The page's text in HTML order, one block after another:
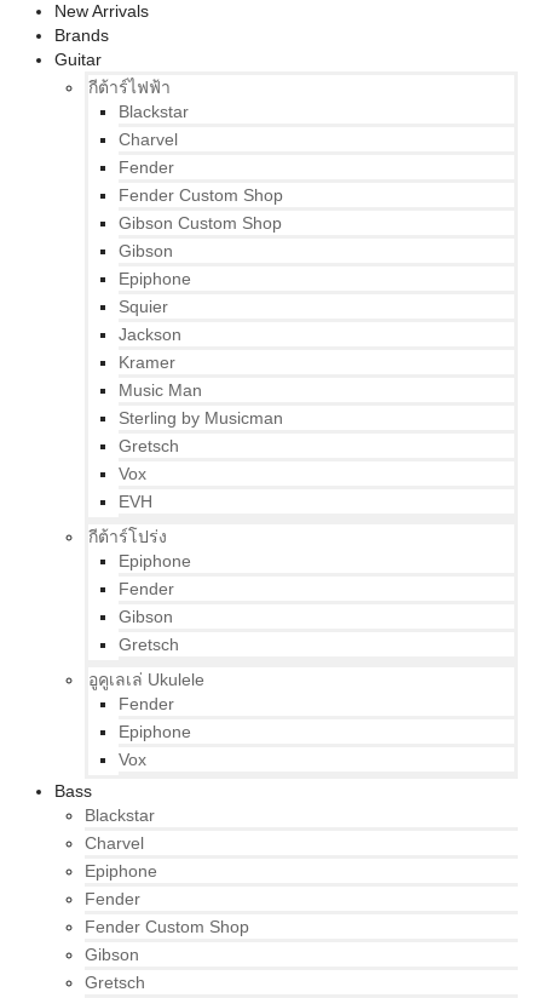
New Arrivals
Brands
Guitar
กีต้าร์ไฟฟ้า
Blackstar
Charvel
Fender
Fender Custom Shop
Gibson Custom Shop
Gibson
Epiphone
Squier
Jackson
Kramer
Music Man
Sterling by Musicman
Gretsch
Vox
EVH
กีต้าร์โปร่ง
Epiphone
Fender
Gibson
Gretsch
อูคูเลเล่ Ukulele
Fender
Epiphone
Vox
Bass
Blackstar
Charvel
Epiphone
Fender
Fender Custom Shop
Gibson
Gretsch